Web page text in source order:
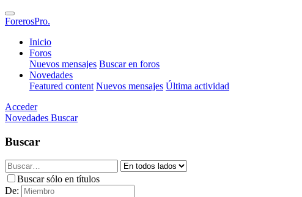
ForerosPro.
Inicio
Foros
Nuevos mensajes Buscar en foros
Novedades
Featured content Nuevos mensajes Última actividad
Acceder
Novedades Buscar
Buscar
Buscar sólo en títulos
De: